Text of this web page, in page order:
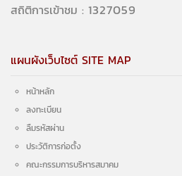
สถิติการเข้าชม : 1474509
แผนผังเว็บไซต์ SITE MAP
หน้าหลัก
ลงทะเบียน
ลืมรหัสผ่าน
ประวัติการก่อตั้ง
คณะกรรมการบริหารสมาคม